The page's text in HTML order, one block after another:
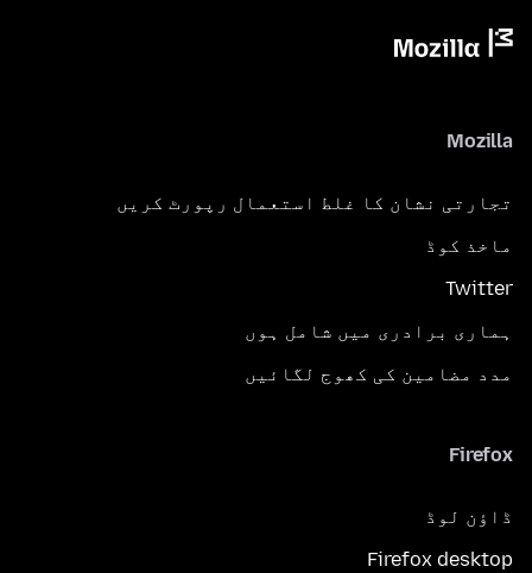
Mozilla
تجارتی نشان کا غلط استعمال رپورٹ کریں
ماخذ کوڈ
Twitter
ہماری برادری میں شامل ہوں
مدد مضامین کی کھوج لگائیں
Firefox
ڈاؤن لوڈ
Firefox desktop